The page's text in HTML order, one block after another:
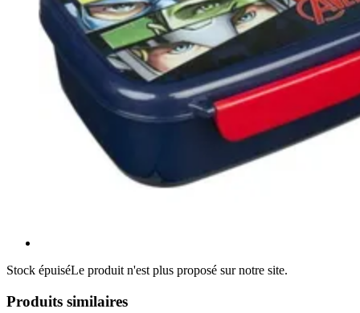
Stock épuiséLe produit n'est plus proposé sur notre site.
Produits similaires